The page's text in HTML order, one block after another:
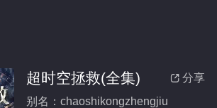
 分享
超时空拯救(全集)
别名：chaoshikongzhengjiu